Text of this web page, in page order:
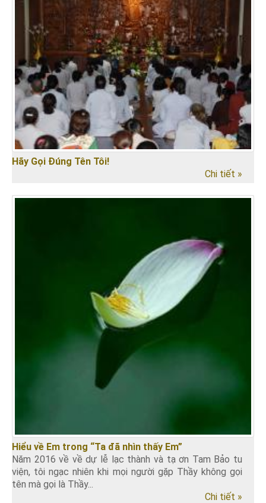
Hãy Gọi Đúng Tên Tôi!
Chi tiết »
Hiểu về Em trong “Ta đã nhìn thấy Em”
Năm 2016 về về dự lễ lạc thành và tạ ơn Tam Bảo tu
viện, tôi ngạc nhiên khi mọi người gặp Thầy không gọi
tên mà gọi là Thầy...
Chi tiết »